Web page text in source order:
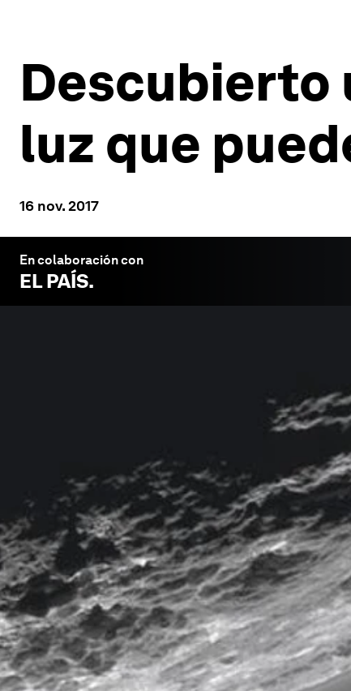
Descubierto
luz que
16 nov. 2017
En colaboración con
EL PAÍS.